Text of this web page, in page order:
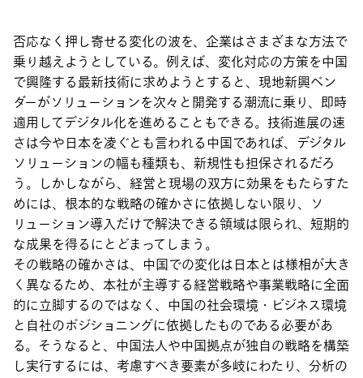
否応なく押し寄せる変化の波を、企業はさまざまな方法で
乗り越えようとしている。例えば、変化対応の方策を中国
で興隆する最新技術に求めようとすると、現地新興ベン
ダーがソリューションを次々と開発する潮流に乗り、即時
適用してデジタル化を進めることもできる。技術進展の速
さは今や日本を凌ぐとも言われる中国であれば、デジタル
ソリューションの幅も種類も、新規性も担保されるだろ
う。しかしながら、経営と現場の双方に効果をもたらすた
めには、根本的な戦略の確かさに依拠しない限り、ソ
リューション導入だけで解決できる領域は限られ、短期的
な成果を得るにとどまってしまう。
その戦略の確かさは、中国での変化は日本とは様相が大き
く異なるため、本社が主導する経営戦略や事業戦略に全面
的に立脚するのではなく、中国の社会環境・ビジネス環境
と自社のポジショニングに依拠したものである必要があ
る。そうなると、中国法人や中国拠点が独自の戦略を構築
し実行するには、考慮すべき要素が多岐にわたり、分析の